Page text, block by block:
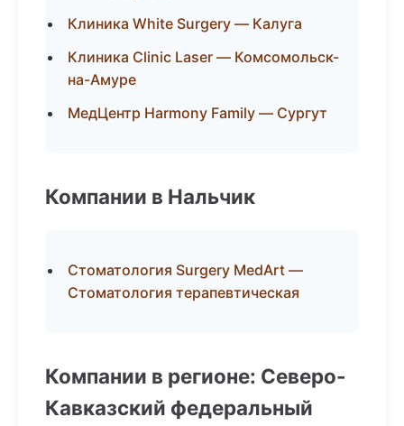
Клиника White Surgery — Калуга
Клиника Clinic Laser — Комсомольск-
на-Амуре
МедЦентр Harmony Family — Сургут
Компании в Нальчик
Стоматология Surgery MedArt —
Стоматология терапевтическая
Компании в регионе: Северо-
Кавказский федеральный